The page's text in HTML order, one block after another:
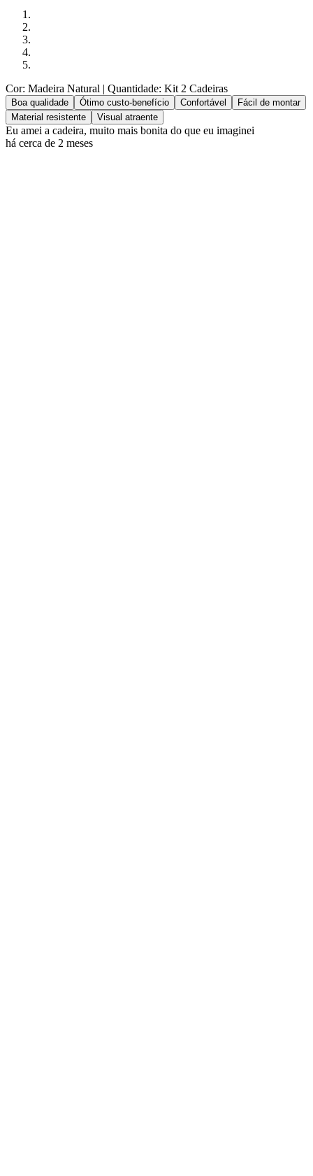
Cor: Madeira Natural | Quantidade: Kit 2 Cadeiras
Boa qualidade Ótimo custo-benefício Confortável
Fácil de montar
Material resistente
Visual atraente
Eu amei a cadeira, muito mais bonita do que eu imaginei
há cerca de 2 meses